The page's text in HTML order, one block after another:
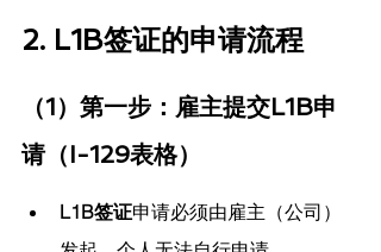
2. L1B签证的申请流程
（1）第一步：雇主提交L1B申
请（I-129表格）
L1B签证申请必须由雇主（公司）